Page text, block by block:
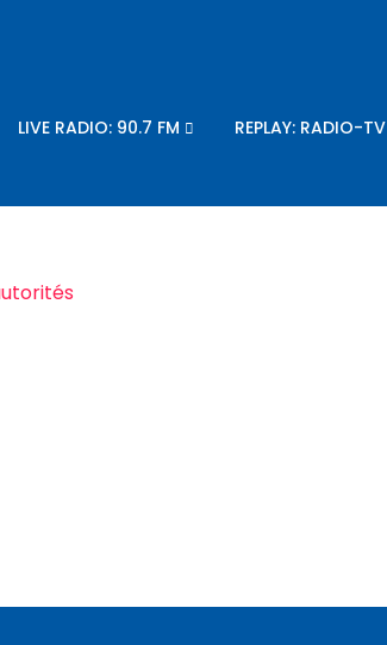
LIVE RADIO: 90.7 FM REPLAY: RADIO-TV